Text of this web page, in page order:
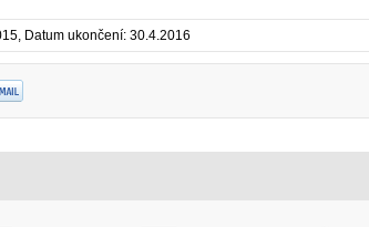
Datum ukončení: 30.4.2016